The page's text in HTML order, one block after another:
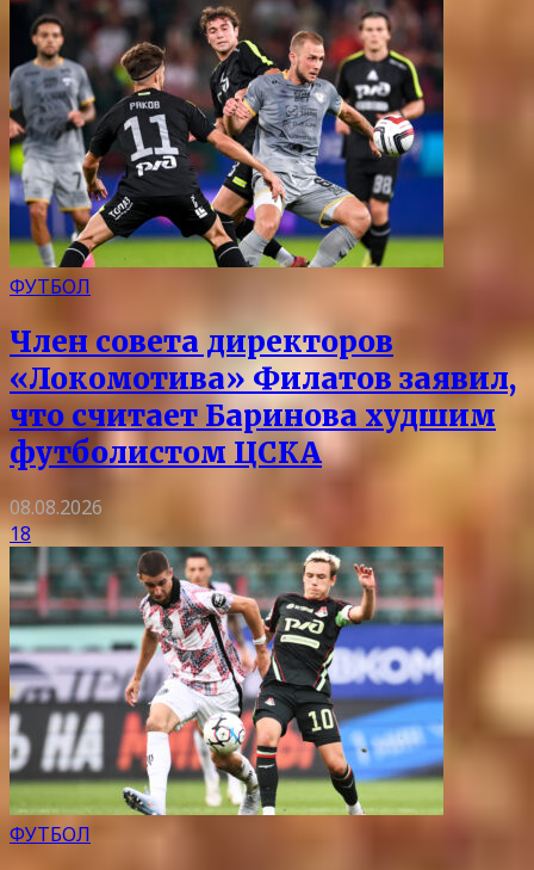
ФУТБОЛ
Член совета директоров
«Локомотива» Филатов заявил,
что считает Баринова худшим
футболистом ЦСКА
08.08.2026
18
ФУТБОЛ